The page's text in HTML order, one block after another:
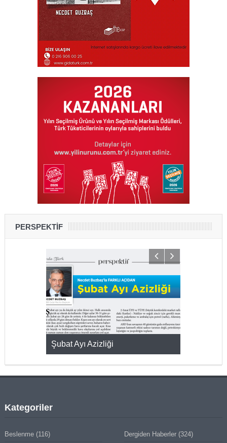
PERSPEKTİF
Şubat Ayı Azizliği
Kategoriler
Beslenme(116) Dergiden Haberler (324)